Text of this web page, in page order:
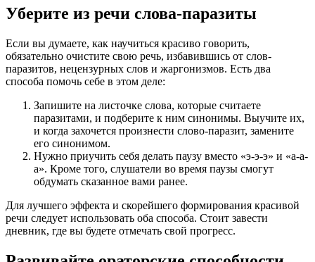
Уберите из речи слова-паразиты
Если вы думаете, как научиться красиво говорить,
обязательно очистите свою речь, избавившись от слов-
паразитов, нецензурных слов и жаргонизмов. Есть два
способа помочь себе в этом деле:
Запишите на листочке слова, которые считаете
паразитами, и подберите к ним синонимы. Выучите их,
и когда захочется произнести слово-паразит, замените
его синонимом.
Нужно приучить себя делать паузу вместо «э-э-э» и «а-а-
а». Кроме того, слушатели во время паузы смогут
обдумать сказанное вами ранее.
Для лучшего эффекта и скорейшего формирования красивой
речи следует использовать оба способа. Стоит завести
дневник, где вы будете отмечать свой прогресс.